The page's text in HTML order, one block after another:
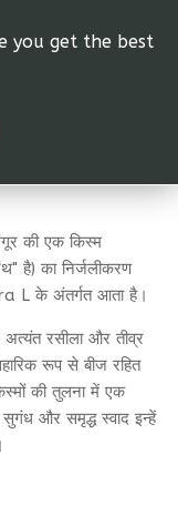
की एक किस्म
है) का निर्जलीकरण
L के अंतर्गत आता है।
अत्यंत रसीला और तीव्र
रूप से बीज रहित
की तुलना में एक
और समृद्ध स्वाद इन्हें
you get the best